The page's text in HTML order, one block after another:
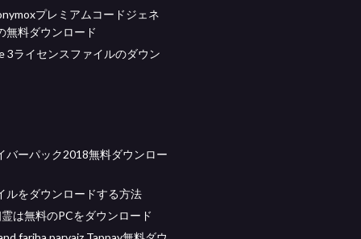
プレミアムコードジェネ
無料ダウンロード
3ライセンスファイルのダウン
バーパック2018無料ダウンロー
ルをダウンロードする方法
は無料のPCをダウンロード